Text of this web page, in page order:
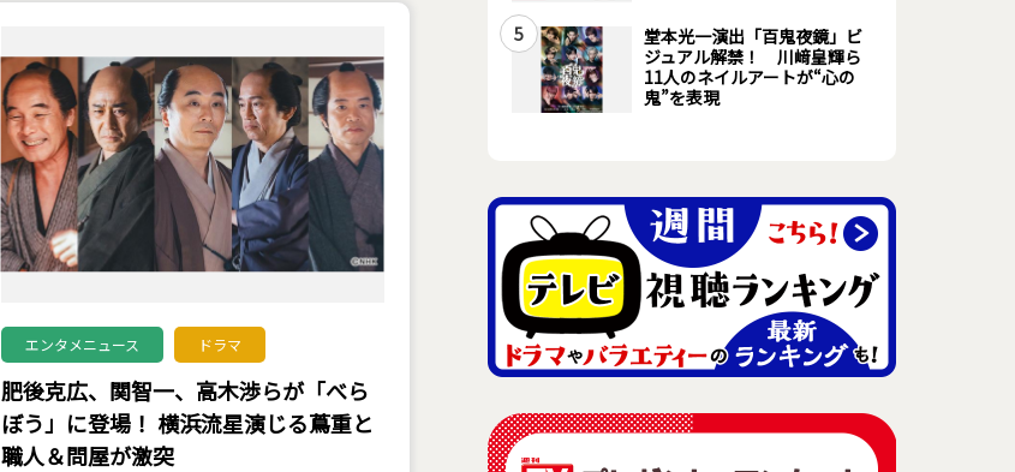
エンタメニュース ドラマ
肥後克広、関智一、高木渉らが「べら
ぼう」に登場！ 横浜流星演じる蔦重と
職人＆問屋が激突
5
堂本光一演出「百鬼夜鏡」ビ
ジュアル解禁！ 川﨑皇輝ら
11人のネイルアートが“心の
鬼”を表現